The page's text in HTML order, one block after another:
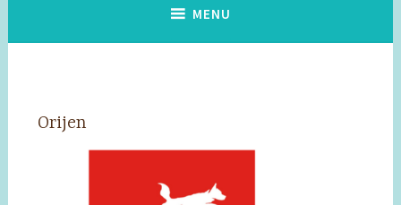
MENU
Orijen